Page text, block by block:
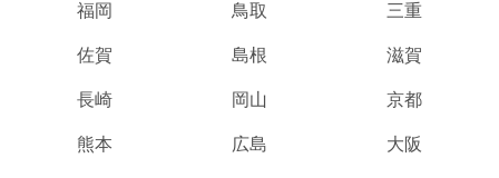
福岡
佐賀
長崎
熊本
鳥取
島根
岡山
広島
三重
滋賀
京都
大阪